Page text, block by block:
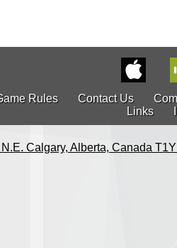
Rules Contact Us
Links
Calgary, Alberta, Canada